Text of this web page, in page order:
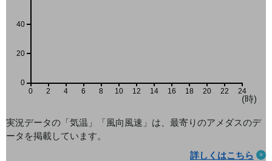
0 2 4 6 8 10 12 14 16 18 20 22 24
(時)
0
20
40
実況データの「気温」「風向風速」は、最寄りのアメダスのデ
ータを掲載しています。
詳しくはこちら